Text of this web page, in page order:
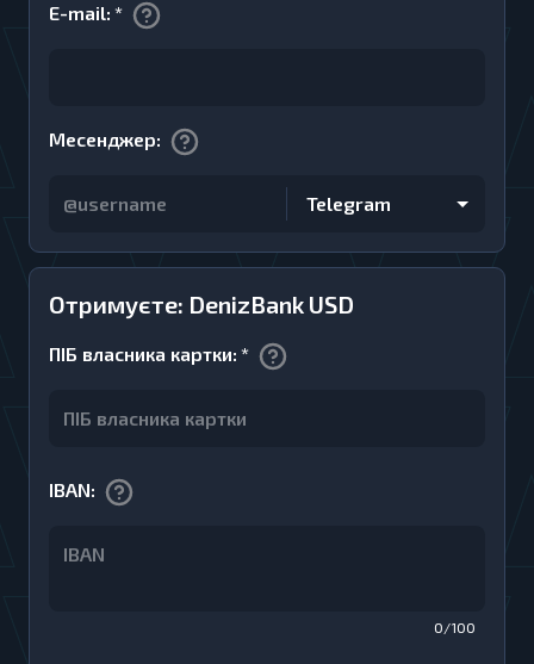
Отримуєте: DenizBank USD
ПІБ власника картки: *
IBAN:
0/100
E-mail: *
Месенджер:
Telegram